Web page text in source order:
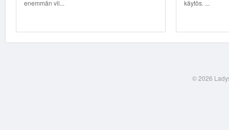
enemmän vil... käytös. ...
© 2026